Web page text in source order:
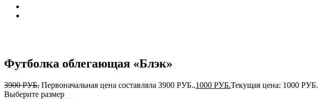
Футболка облегающая «Блэк»
3900РУБ. Первоначальная цена составляла 3900 РУБ..1000 РУБ.Текущая цена: 1000
Выберите размер